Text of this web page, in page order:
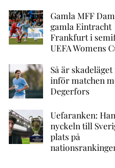
Gamla MFF
gamla Eintracht
Frankfurt i
UEFA Womens
Så är skadeläget
inför matchen
Degerfors
Uefaranken:
nyckeln till
plats på